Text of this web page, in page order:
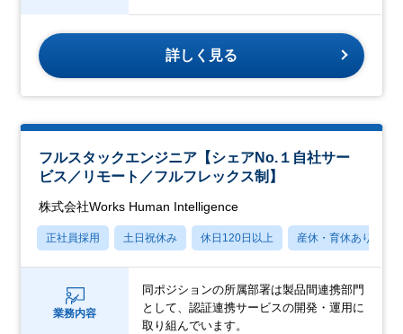
詳しく見る
フルスタックエンジニア【シェアNo.１自社サー
ビス／リモート／フルフレックス制】
株式会社Works Human Intelligence
正社員採用 土日祝休み 休日120日以上 産休・育休あり
業務内容
同ポジションの所属部署は製品間連携部門
として、認証連携サービスの開発・運用に
取り組んでいます。